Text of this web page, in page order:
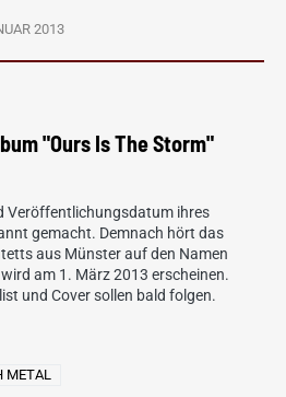
2013
"Ours Is The Storm"
Veröffentlichungsdatum ihres
gemacht. Demnach hört das
aus Münster auf den Namen
am 1. März 2013 erscheinen.
und Cover sollen bald folgen.
METAL